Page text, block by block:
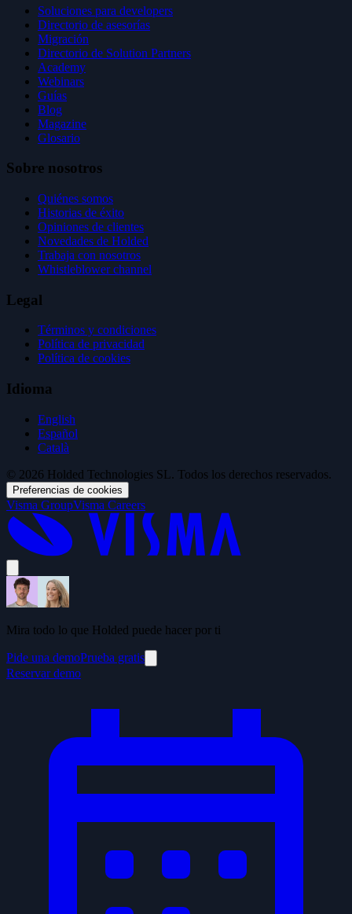
Soluciones para developers
Directorio de asesorías
Migración
Directorio de Solution Partners
Academy
Webinars
Guías
Blog
Magazine
Glosario
Sobre nosotros
Quiénes somos
Historias de éxito
Opiniones de clientes
Novedades de Holded
Trabaja con nosotros
Whistleblower channel
Legal
Términos y condiciones
Política de privacidad
Política de cookies
Idioma
English
Español
Català
© 2026 Holded Technologies SL. Todos los derechos reservados.
Preferencias de cookies
Visma GroupVisma Careers
Mira todo lo que Holded puede hacer por ti
Pide una demoPrueba gratis
Reservar demo